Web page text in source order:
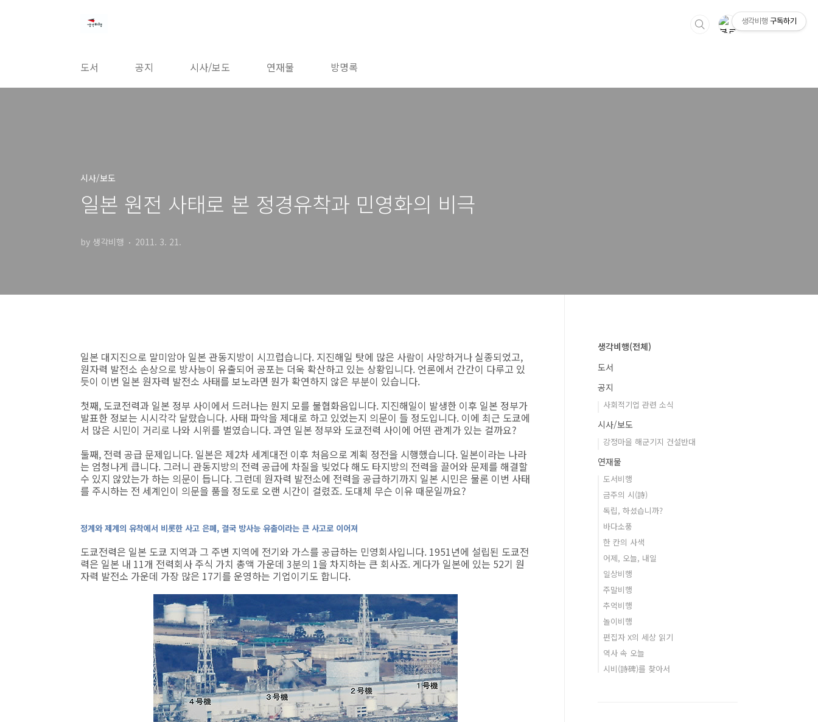
도서 공지 시사/보도 연재물 방명록
시사/보도
일본 원전 사태로 본 정경유착과 민영화의 비극
by 생각비행 2011. 3. 21.
일본 대지진으로 말미암아 일본 관동지방이 시끄럽습니다. 지진해일 탓에 많은 사람이 사망하거나 실종되었고,
원자력 발전소 손상으로 방사능이 유출되어 공포는 더욱 확산하고 있는 상황입니다. 언론에서 간간이 다루고 있
듯이 이번 일본 원자력 발전소 사태를 보노라면 뭔가 확연하지 않은 부분이 있습니다.
첫째, 도쿄전력과 일본 정부 사이에서 드러나는 뭔지 모를 불협화음입니다. 지진해일이 발생한 이후 일본 정부가
발표한 정보는 시시각각 달랐습니다. 사태 파악을 제대로 하고 있었는지 의문이 들 정도입니다. 이에 최근 도쿄에
서 많은 시민이 거리로 나와 시위를 벌였습니다. 과연 일본 정부와 도쿄전력 사이에 어떤 관계가 있는 걸까요?
둘째, 전력 공급 문제입니다. 일본은 제2차 세계대전 이후 처음으로 계획 정전을 시행했습니다. 일본이라는 나라
는 엄청나게 큽니다. 그러니 관동지방의 전력 공급에 차질을 빚었다 해도 타지방의 전력을 끌어와 문제를 해결할
수 있지 않았는가 하는 의문이 듭니다. 그런데 원자력 발전소에 전력을 공급하기까지 일본 시민은 물론 이번 사태
를 주시하는 전 세계인이 의문을 품을 정도로 오랜 시간이 걸렸죠. 도대체 무슨 이유 때문일까요?
정계와 제계의 유착에서 비롯한 사고 은폐, 결국 방사능 유출이라는 큰 사고로 이어져
도쿄전력은 일본 도쿄 지역과 그 주변 지역에 전기와 가스를 공급하는 민영회사입니다. 1951년에 설립된 도쿄전
력은 일본 내 11개 전력회사 주식 가치 총액 가운데 3분의 1을 차지하는 큰 회사죠. 게다가 일본에 있는 52기 원
자력 발전소 가운데 가장 많은 17기를 운영하는 기업이기도 합니다.
생각비행(전체)
도서
공지
사회적기업 관련 소식
시사/보도
강정마을 해군기지 건설반대
연재물
도서비행
금주의 시(詩)
독립, 하셨습니까?
바다소풍
한 칸의 사색
어제, 오늘, 내일
일상비행
주말비행
추억비행
놀이비행
편집자 X의 세상 읽기
역사 속 오늘
시비(詩碑)를 찾아서
생각비행 구독하기